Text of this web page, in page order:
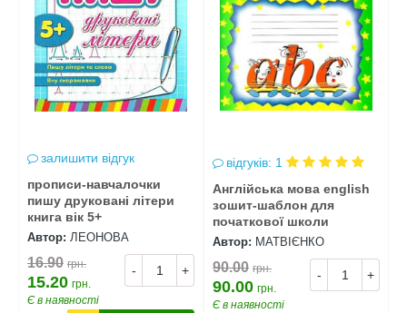
залишити відгук
прописи-навчалочки
пишу друковані літери
книга вік 5+
Автор: ЛЕОНОВА
- +
16.90 грн.
15.20 грн.
Є в наявності
відгуків: 1
Англійська мова english
зошит-шаблон для
початкової школи
Автор: МАТВІЄНКО
- +
90.00 грн.
90.00 грн.
Є в наявності